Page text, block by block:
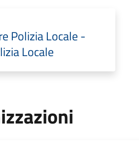
Polizia Locale -
Locale